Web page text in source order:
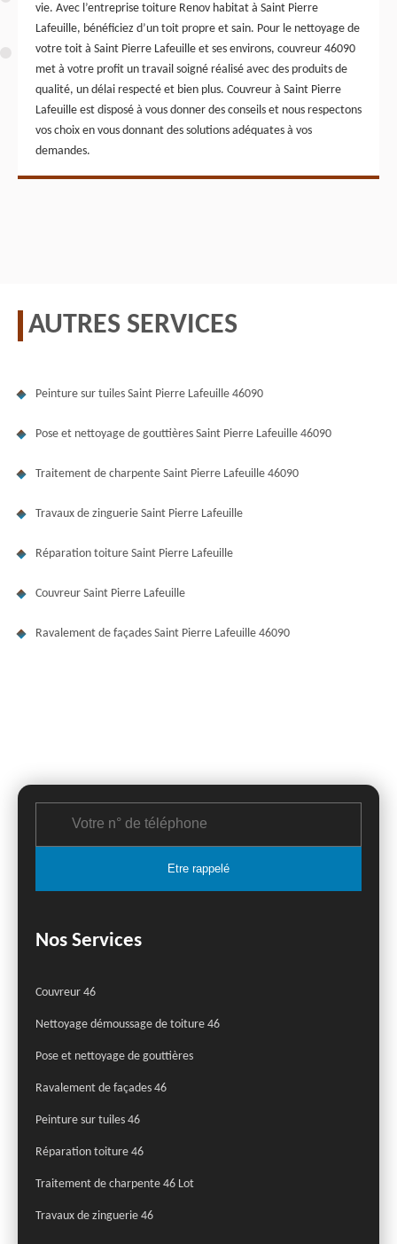
vie. Avec l’entreprise toiture Renov habitat à Saint Pierre
Lafeuille, bénéficiez d’un toit propre et sain. Pour le nettoyage de
votre toit à Saint Pierre Lafeuille et ses environs, couvreur 46090
met à votre profit un travail soigné réalisé avec des produits de
qualité, un délai respecté et bien plus. Couvreur à Saint Pierre
Lafeuille est disposé à vous donner des conseils et nous respectons
vos choix en vous donnant des solutions adéquates à vos
demandes.
AUTRES SERVICES
Peinture sur tuiles Saint Pierre Lafeuille 46090
Pose et nettoyage de gouttières Saint Pierre Lafeuille 46090
Traitement de charpente Saint Pierre Lafeuille 46090
Travaux de zinguerie Saint Pierre Lafeuille
Réparation toiture Saint Pierre Lafeuille
Couvreur Saint Pierre Lafeuille
Ravalement de façades Saint Pierre Lafeuille 46090
Nos Services
Couvreur 46
Nettoyage démoussage de toiture 46
Pose et nettoyage de gouttières
Ravalement de façades 46
Peinture sur tuiles 46
Réparation toiture 46
Traitement de charpente 46 Lot
Travaux de zinguerie 46